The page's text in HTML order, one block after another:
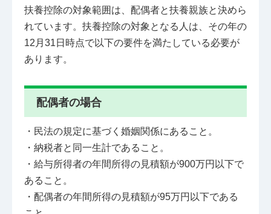
扶養控除の対象範囲は、配偶者と扶養親族と決めら
れています。扶養控除の対象となる人は、その年の
12月31日時点で以下の要件を満たしている必要が
あります。
配偶者の場合
・民法の規定に基づく婚姻関係にあること。
・納税者と同一生計であること。
・給与所得者の年間所得の見積額が900万円以下で
あること。
・配偶者の年間所得の見積額が95万円以下である